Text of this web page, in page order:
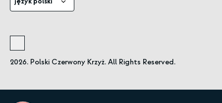
2026. Polski Czerwony Krzyż. All Rights Reserved.